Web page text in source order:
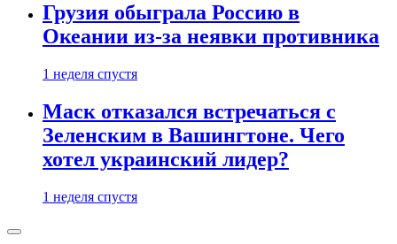
Грузия обыграла Россию в
Океании из-за неявки противника
1 неделя спустя
Маск отказался встречаться с
Зеленским в Вашингтоне. Чего
хотел украинский лидер?
1 неделя спустя